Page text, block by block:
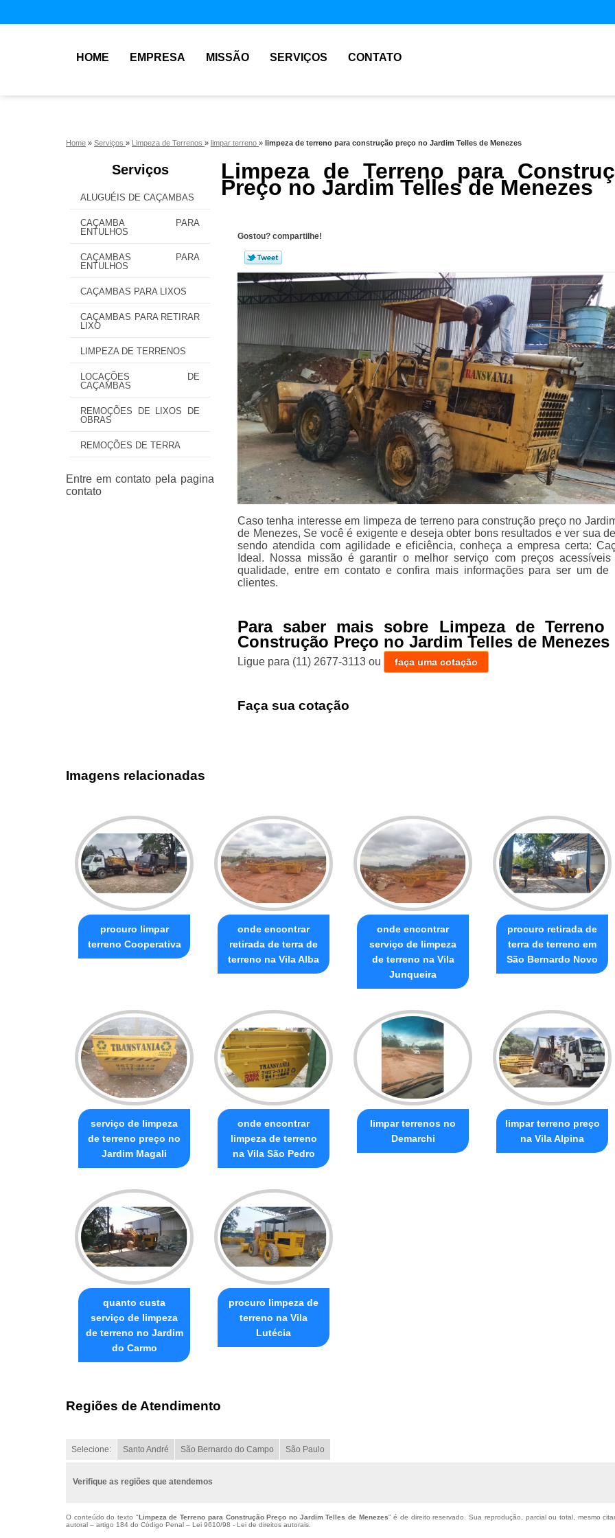
HOME EMPRESA MISSÃO SERVIÇOS CONTATO
Home » Serviços » Limpeza de Terrenos » limpar terreno » limpeza de terreno para construção preço no Jardim Telles de Menezes
Serviços
ALUGUÉIS DE CAÇAMBAS
CAÇAMBA PARA
ENTULHOS
CAÇAMBAS PARA
ENTULHOS
CAÇAMBAS PARA LIXOS
CAÇAMBAS PARA RETIRAR
LIXO
LIMPEZA DE TERRENOS
LOCAÇÕES DE
CAÇAMBAS
REMOÇÕES DE LIXOS DE
OBRAS
REMOÇÕES DE TERRA
Limpeza de Terreno para
Preço no Jardim Telles de Menezes
Gostou? compartilhe!
Caso tenha interesse em limpeza de terreno para construção preço no
de Menezes, Se você é exigente e deseja obter bons resultados e ver sua
sendo atendida com agilidade e eficiência, conheça a empresa certa:
Ideal. Nossa missão é garantir o melhor serviço com preços
qualidade, entre em contato e confira mais informações para ser um de
clientes.
Para saber mais sobre Limpeza de Terreno
Construção Preço no Jardim Telles de Menezes
Ligue para (11) 2677-3113 ou faça uma cotação
Faça sua cotação
Imagens relacionadas
procuro limpar
terreno Cooperativa
onde encontrar
retirada de terra de
terreno na Vila Alba
onde encontrar
serviço de limpeza
de terreno na Vila
Junqueira
procuro retirada de
terra de terreno em
São Bernardo Novo
serviço de limpeza
de terreno preço no
Jardim Magali
onde encontrar
limpeza de terreno
na Vila São Pedro
limpar terrenos no
Demarchi
limpar terreno preço
na Vila Alpina
quanto custa
serviço de limpeza
de terreno no Jardim
do Carmo
procuro limpeza de
terreno na Vila
Lutécia
Regiões de Atendimento
Selecione: Santo André São Bernardo do Campo São Paulo
Verifique as regiões que atendemos
O conteúdo do texto "Limpeza de Terreno para Construção Preço no Jardim Telles de Menezes" é de direito reservado. Sua reprodução, parcial ou total, mesmo
autoral – artigo 184 do Código Penal – Lei 9610/98 - Lei de direitos autorais